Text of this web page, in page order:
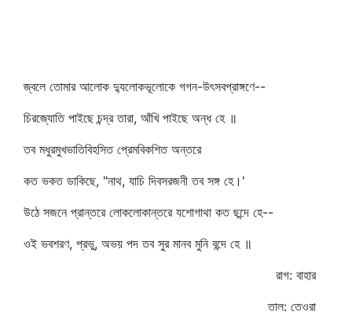
জ্বলে তোমার আলোক দ্যুলোকভূলোকে গগন-উৎসবপ্রাঙ্গণে--
চিরজ্যোতি পাইছে চন্দ্র তারা, আঁখি পাইছে অন্ধ হে ॥
তব মধুরমুখভাতিবিহসিত প্রেমবিকশিত অন্তরে
কত ভকত ডাকিছে, "নাথ, যাচি দিবসরজনী তব সঙ্গ হে।'
উঠে সজনে প্রান্তরে লোকলোকান্তরে যশোগাথা কত ছন্দে হে--
ওই ভবশরণ, প্রভু, অভয় পদ তব সুর মানব মুনি বন্দে হে ॥
রাগ: বাহার
তাল: তেওরা